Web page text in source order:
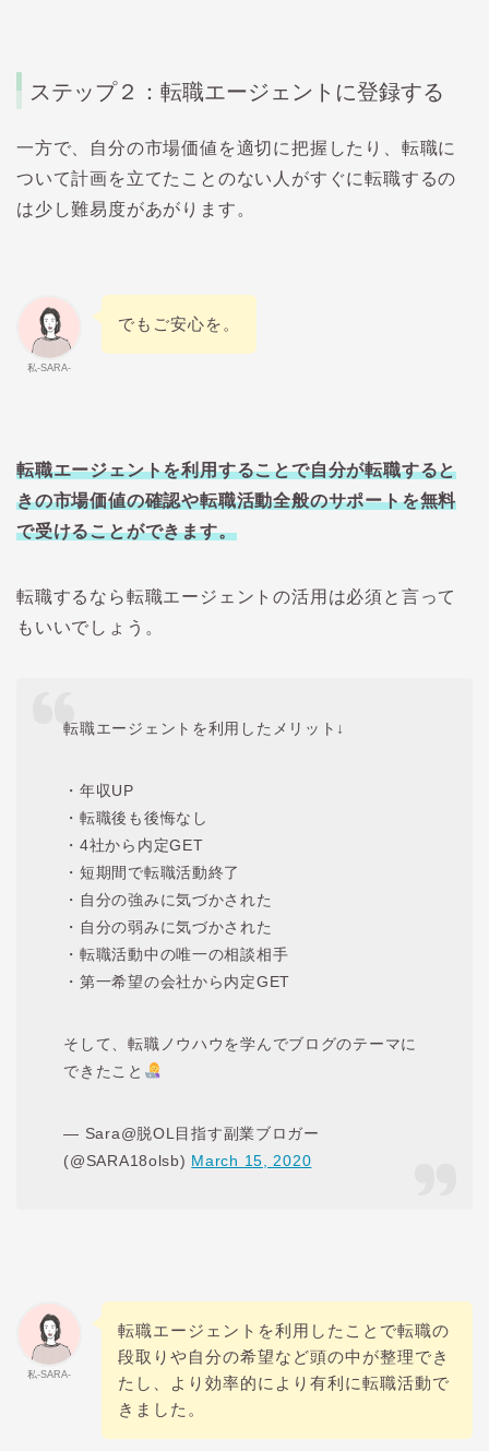
ステップ２：転職エージェントに登録する
一方で、自分の市場価値を適切に把握したり、転職に
ついて計画を立てたことのない人がすぐに転職するの
は少し難易度があがります。
私-SARA-
でもご安心を。
転職エージェントを利用することで自分が転職すると
きの市場価値の確認や転職活動全般のサポートを無料
で受けることができます。
転職するなら転職エージェントの活用は必須と言って
もいいでしょう。
転職エージェントを利用したメリット↓
・年収UP
・転職後も後悔なし
・4社から内定GET
・短期間で転職活動終了
・自分の強みに気づかされた
・自分の弱みに気づかされた
・転職活動中の唯一の相談相手
・第一希望の会社から内定GET
そして、転職ノウハウを学んでブログのテーマに
できたこと
— Sara@脱OL目指す副業ブロガー
(@SARA18olsb) March 15, 2020
私-SARA-
転職エージェントを利用したことで転職の
段取りや自分の希望など頭の中が整理でき
たし、より効率的により有利に転職活動で
きました。